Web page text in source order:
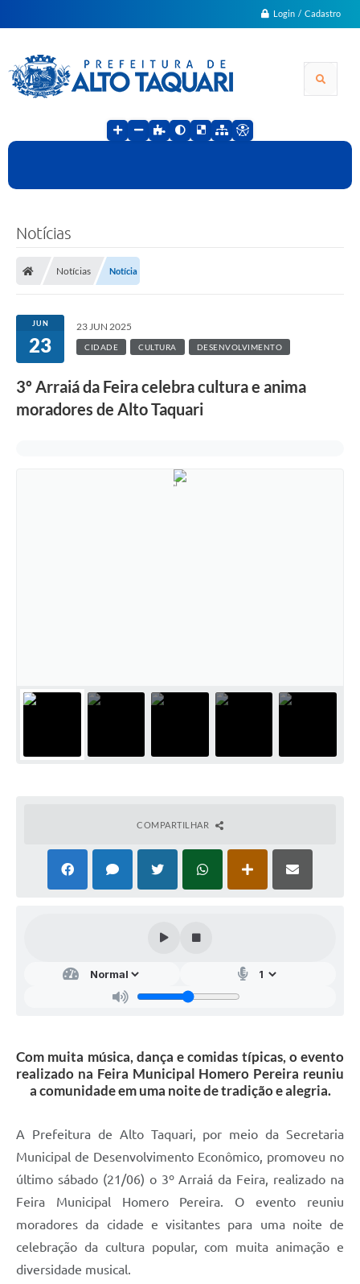
Login / Cadastro
Notícias
Notícias Notícia
JUN
23
23 JUN 2025
CIDADE CULTURA DESENVOLVIMENTO
3º Arraiá da Feira celebra cultura e anima
moradores de Alto Taquari
COMPARTILHAR
Com muita música, dança e comidas típicas, o evento
realizado na Feira Municipal Homero Pereira reuniu
a comunidade em uma noite de tradição e alegria.
A Prefeitura de Alto Taquari, por meio da Secretaria
Municipal de Desenvolvimento Econômico, promoveu no
último sábado (21/06) o 3º Arraiá da Feira, realizado na
Feira Municipal Homero Pereira. O evento reuniu
moradores da cidade e visitantes para uma noite de
celebração da cultura popular, com muita animação e
diversidade musical.